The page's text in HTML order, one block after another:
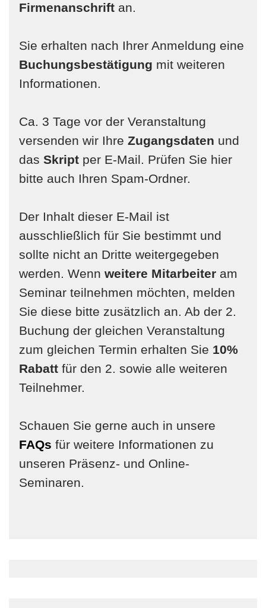
Firmenanschrift an.
Sie erhalten nach Ihrer Anmeldung eine
Buchungsbestätigung mit weiteren
Informationen.
Ca. 3 Tage vor der Veranstaltung
versenden wir Ihre Zugangsdaten und
das Skript per E-Mail. Prüfen Sie hier
bitte auch Ihren Spam-Ordner.
Der Inhalt dieser E-Mail ist
ausschließlich für Sie bestimmt und
sollte nicht an Dritte weitergegeben
werden. Wenn weitere Mitarbeiter am
Seminar teilnehmen möchten, melden
Sie diese bitte zusätzlich an. Ab der 2.
Buchung der gleichen Veranstaltung
zum gleichen Termin erhalten Sie 10%
Rabatt für den 2. sowie alle weiteren
Teilnehmer.
Schauen Sie gerne auch in unsere
FAQs für weitere Informationen zu
unseren Präsenz- und Online-
Seminaren.